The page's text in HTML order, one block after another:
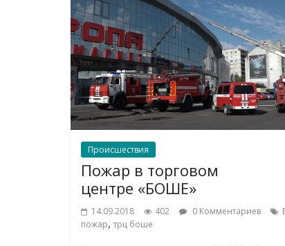
Происшествия
Пожар в торговом
центре «БОШЕ»
14.09.2018 402 0 Комментариев
пожар, трц боше